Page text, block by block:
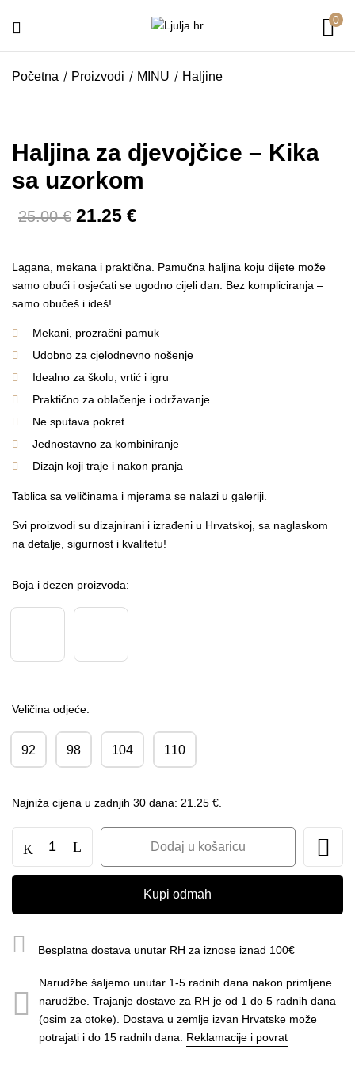
0
Početna Proizvodi MINU Haljine
Haljina za djevojčice – Kika
sa uzorkom
25.00€ 21.25 €
Lagana, mekana i praktična. Pamučna haljina koju dijete može
samo obući i osjećati se ugodno cijeli dan. Bez kompliciranja –
samo obučeš i ideš!
Mekani, prozračni pamuk
Udobno za cjelodnevno nošenje
Idealno za školu, vrtić i igru
Praktično za oblačenje i održavanje
Ne sputava pokret
Jednostavno za kombiniranje
Dizajn koji traje i nakon pranja
Tablica sa veličinama i mjerama se nalazi u galeriji.
Svi proizvodi su dizajnirani i izrađeni u Hrvatskoj, sa naglaskom
na detalje, sigurnost i kvalitetu!
Boja i dezen proizvoda
Veličina odjeće
92 98 104 110
Najniža cijena u zadnjih 30 dana: 21.25 €
Dodaj u košaricu
Kupi odmah
Besplatna dostava unutar RH za iznose iznad 100€
Narudžbe šaljemo unutar 1-5 radnih dana nakon primljene
narudžbe. Trajanje dostave za RH je od 1 do 5 radnih dana
(osim za otoke). Dostava u zemlje izvan Hrvatske može
potrajati i do 15 radnih dana. Reklamacije i povrat